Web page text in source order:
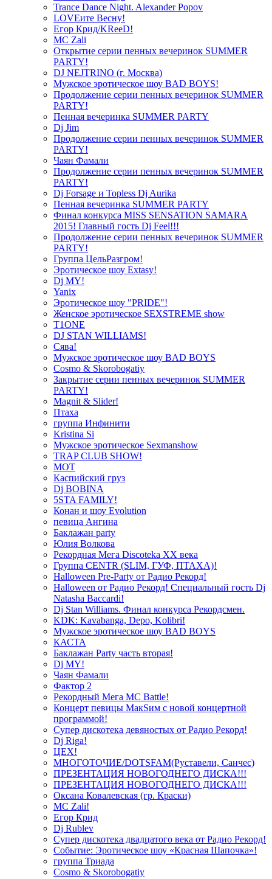
Trance Dance Night. Alexander Popov
LOVEите Весну!
Егор Крид/KReeD!
MC Zali
Открытие серии пенных вечеринок SUMMER
PARTY!
DJ NEJTRINO (г. Москва)
Мужское эротическое шоу BAD BOYS!
Продолжение серии пенных вечеринок SUMMER
PARTY!
Пенная вечеринка SUMMER PARTY
Dj Jim
Продолжение серии пенных вечеринок SUMMER
PARTY!
Чаян Фамали
Продолжение серии пенных вечеринок SUMMER
PARTY!
Dj Forsage и Topless Dj Aurika
Пенная вечеринка SUMMER PARTY
Финал конкурса MISS SENSATION SAMARA
2015! Главный гость Dj Feel!!!
Продолжение серии пенных вечеринок SUMMER
PARTY!
Группа ЦельРазгром!
Эротическое шоу Extasy!
Dj MY!
Yanix
Эротическое шоу "PRIDE"!
Женское эротическое SEXSTREME show
T1ONE
DJ STAN WILLIAMS!
Сява!
Мужское эротическое шоу BAD BOYS
Cosmo & Skorobogatiy
Закрытие серии пенных вечеринок SUMMER
PARTY!
Magnit & Slider!
Птаха
группа Инфинити
Kristina Si
Мужское эротическое Sexmanshow
TRAP CLUB SHOW!
МОТ
Каспийский груз
Dj BOBINA
5STA FAMILY!
Конан и шоу Evolution
певица Ангина
Баклажан party
Юлия Волкова
Рекордная Мега Discoteka XX века
Группа CENTR (SLIM, ГУФ, ПТАХА)!
Halloween Pre-Party от Радио Рекорд!
Halloween от Радио Рекорд! Специальный гость Dj
Natasha Baccardi!
Dj Stan Williams. Финал конкурса Рекордсмен.
KDK: Kavabanga, Depo, Kolibri!
Мужское эротическое шоу BAD BOYS
КАСТА
Баклажан Party часть вторая!
Dj MY!
Чаян Фамали
Фактор 2
Рекордный Мега МС Battle!
Концерт певицы МакSим с новой концертной
программой!
Супер дискотека девяностых от Радио Рекорд!
Dj Riga!
ЦЕХ!
МНОГОТОЧИЕ/DOTSFAM(Руставели, Санчес)
ПРЕЗЕНТАЦИЯ НОВОГОДНЕГО ДИСКА!!!
ПРЕЗЕНТАЦИЯ НОВОГОДНЕГО ДИСКА!!!
Оксана Ковалевская (гр. Краски)
MC Zali!
Егор Крид
Dj Rublev
Супер дискотека двадцатого века от Радио Рекорд!
Событие: Эротическое шоу «Красная Шапочка»!
группа Триада
Cosmo & Skorobogatiy